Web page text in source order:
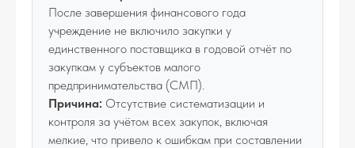
После завершения финансового года
учреждение не включило закупки у
единственного поставщика в годовой отчёт по
закупкам у субъектов малого
предпринимательства (СМП).
Причина: Отсутствие систематизации и
контроля за учётом всех закупок, включая
мелкие, что привело к ошибкам при составлении